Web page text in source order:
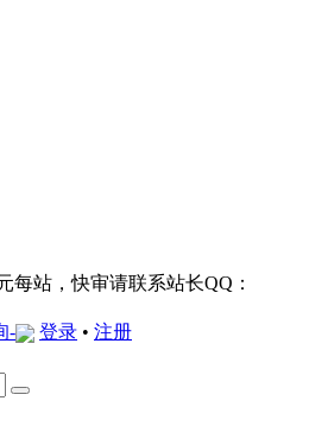
每站，快审请联系站长QQ：
- 登录 • 注册